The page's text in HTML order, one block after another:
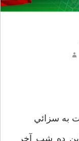
به سزائي
ده شب آخر